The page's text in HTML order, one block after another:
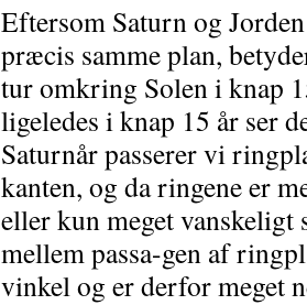
Eftersom Saturn og
præcis samme plan,
tur omkring Solen i knap
ligeledes i knap 15 år ser
Saturnår passerer vi
kanten, og da ringene er
eller kun meget vanskeligt
mellem passa-gen af
vinkel og er derfor meget